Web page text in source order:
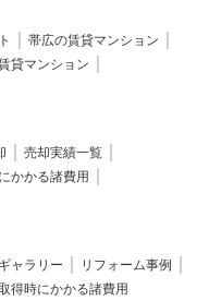
帯広の賃貸マンション
貸マンション
売却実績一覧
かかる諸費用
ャラリー
リフォーム事例
得時にかかる諸費用